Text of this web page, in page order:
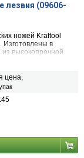
лезвия (09606-
ножей Kraftool
Изготовлены в
высокопрочной
цена,